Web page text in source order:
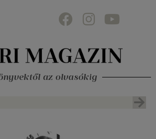
az olvasókig